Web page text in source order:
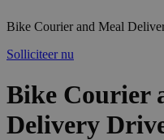
Bike Courier and Meal
Solliciteer nu
Bike Courier
Delivery